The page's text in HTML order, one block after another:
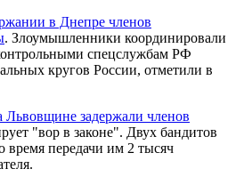
в Днепре членов
. Злоумышленники координировали
спецслужбам РФ
кругов России, отметили в
Львовщине задержали членов
"вор в законе". Двух бандитов
время передачи им 2 тысяч